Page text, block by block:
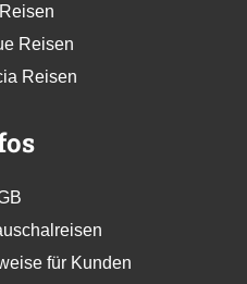
Reisen
Reisen
für Kunden